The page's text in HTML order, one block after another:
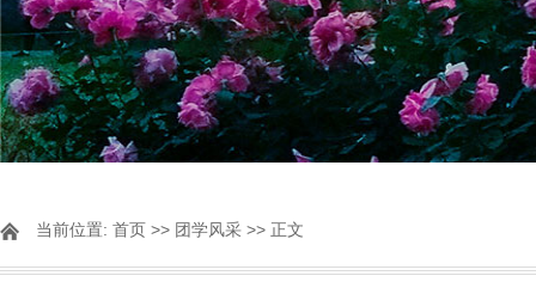
当前位置: 首页 >> 团学风采 >> 正文